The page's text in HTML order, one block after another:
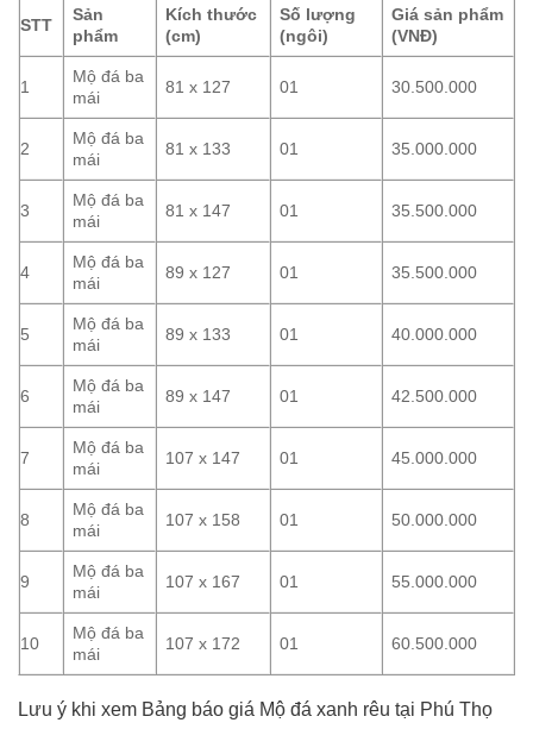
STT
Sản
phẩm
Kích thước
(cm)
Số lượng
(ngôi)
Giá sản phẩm
(VNĐ)
1
Mộ đá ba
mái
81 x 127 01 30.500.000
2
Mộ đá ba
mái
81 x 133 01 35.000.000
3
Mộ đá ba
mái
81 x 147 01 35.500.000
4
Mộ đá ba
mái
89 x 127 01 35.500.000
5
Mộ đá ba
mái
89 x 133 01 40.000.000
6
Mộ đá ba
mái
89 x 147 01 42.500.000
7
Mộ đá ba
mái
107 x 147 01 45.000.000
8
Mộ đá ba
mái
107 x 158 01 50.000.000
9
Mộ đá ba
mái
107 x 167 01 55.000.000
10
Mộ đá ba
mái
107 x 172 01 60.500.000
Lưu ý khi xem Bảng báo giá Mộ đá xanh rêu tại Phú Thọ